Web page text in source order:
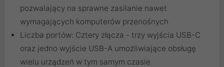
pozwalający na sprawne zasilanie nawet
wymagających komputerów przenośnych
Liczba portów: Cztery złącza - trzy wyjścia USB-C
oraz jedno wyjście USB-A umożliwiające obsługę
wielu urządzeń w tym samym czasie